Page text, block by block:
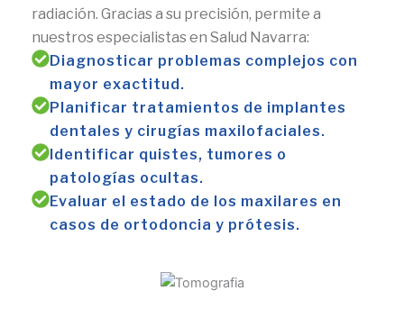
radiación. Gracias a su precisión, permite a
nuestros especialistas en Salud Navarra:
Diagnosticar problemas complejos con
mayor exactitud.
Planificar tratamientos de implantes
dentales y cirugías maxilofaciales.
Identificar quistes, tumores o
patologías ocultas.
Evaluar el estado de los maxilares en
casos de ortodoncia y prótesis.